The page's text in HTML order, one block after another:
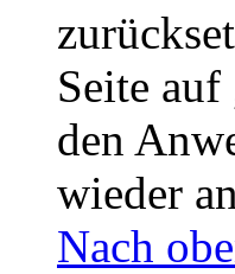
Seite
den
wieder
Nach